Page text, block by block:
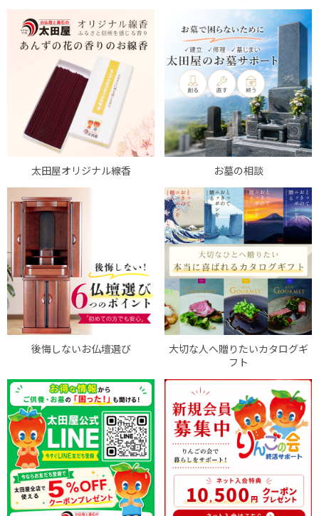
太田屋オリジナル線香 お墓の相談
後悔しないお仏壇選び
大切な人へ贈りたいカタログギ
フト